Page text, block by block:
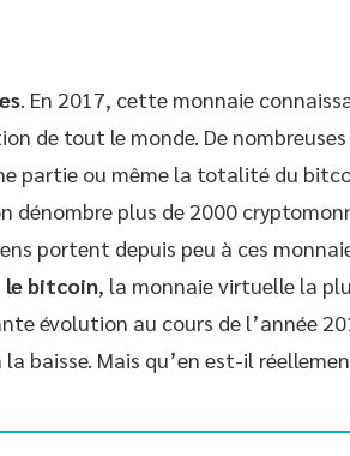
. En 2017, cette monnaie
de tout le monde. De nombreuses
partie ou même la totalité du
dénombre plus de 2000
portent depuis peu à ces
le bitcoin, la monnaie virtuelle la
évolution au cours de l’année
baisse. Mais qu’en est-il